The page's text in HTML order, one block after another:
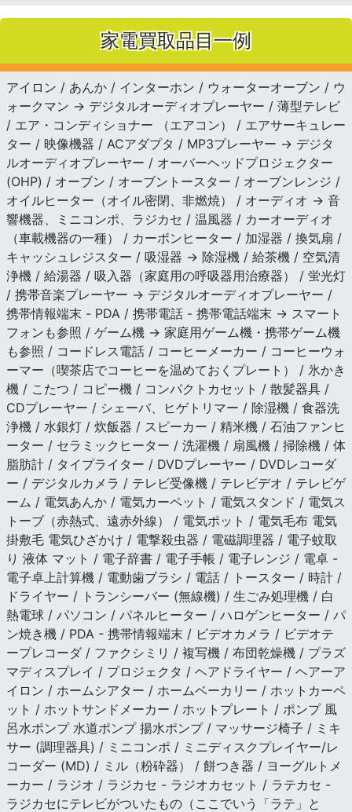
家電買取品目一例
アイロン / あんか / インターホン / ウォーターオーブン / ウ
ォークマン → デジタルオーディオプレーヤー / 薄型テレビ
/ エア・コンディショナー （エアコン） / エアサーキュレー
ター / 映像機器 / ACアダプタ / MP3プレーヤー → デジタ
ルオーディオプレーヤー / オーバーヘッドプロジェクター
(OHP) / オーブン / オーブントースター / オーブンレンジ /
オイルヒーター（オイル密閉、非燃焼） / オーディオ → 音
響機器、ミニコンポ、ラジカセ / 温風器 / カーオーディオ
（車載機器の一種） / カーボンヒーター / 加湿器 / 換気扇 /
キャッシュレジスター / 吸湿器 → 除湿機 / 給茶機 / 空気清
浄機 / 給湯器 / 吸入器（家庭用の呼吸器用治療器） / 蛍光灯
/ 携帯音楽プレーヤー → デジタルオーディオプレーヤー /
携帯情報端末 - PDA / 携帯電話 - 携帯電話端末 → スマート
フォンも参照 / ゲーム機 → 家庭用ゲーム機・携帯ゲーム機
も参照 / コードレス電話 / コーヒーメーカー / コーヒーウォ
ーマー（喫茶店でコーヒーを温めておくプレート） / 氷かき
機 / こたつ / コピー機 / コンパクトカセット / 散髪器具 /
CDプレーヤー / シェーバ、ヒゲトリマー / 除湿機 / 食器洗
浄機 / 水銀灯 / 炊飯器 / スピーカー / 精米機 / 石油ファンヒ
ーター / セラミックヒーター / 洗濯機 / 扇風機 / 掃除機 / 体
脂肪計 / タイプライター / DVDプレーヤー / DVDレコーダ
ー / デジタルカメラ / テレビ受像機 / テレビデオ / テレビゲ
ーム / 電気あんか / 電気カーペット / 電気スタンド / 電気ス
トーブ（赤熱式、遠赤外線） / 電気ポット / 電気毛布 電気
掛敷毛 電気ひざかけ / 電撃殺虫器 / 電磁調理器 / 電子蚊取
り 液体 マット / 電子辞書 / 電子手帳 / 電子レンジ / 電卓 -
電子卓上計算機 / 電動歯ブラシ / 電話 / トースター / 時計 /
ドライヤー / トランシーバー (無線機) / 生ごみ処理機 / 白
熱電球 / パソコン / パネルヒーター / ハロゲンヒーター / パ
ン焼き機 / PDA - 携帯情報端末 / ビデオカメラ / ビデオテ
ープレコーダ / ファクシミリ / 複写機 / 布団乾燥機 / プラズ
マディスプレイ / プロジェクタ / ヘアドライヤー / ヘアーア
イロン / ホームシアター / ホームベーカリー / ホットカーペ
ット / ホットサンドメーカー / ホットプレート / ポンプ 風
呂水ポンプ 水道ポンプ 揚水ポンプ / マッサージ椅子 / ミキ
サー (調理器具) / ミニコンポ / ミニディスクプレイヤー/レ
コーダー (MD) / ミル（粉砕器） / 餅つき器 / ヨーグルトメ
ーカー / ラジオ / ラジカセ - ラジオカセット / ラテカセ -
ラジカセにテレビがついたもの（ここでいう「ラテ」と